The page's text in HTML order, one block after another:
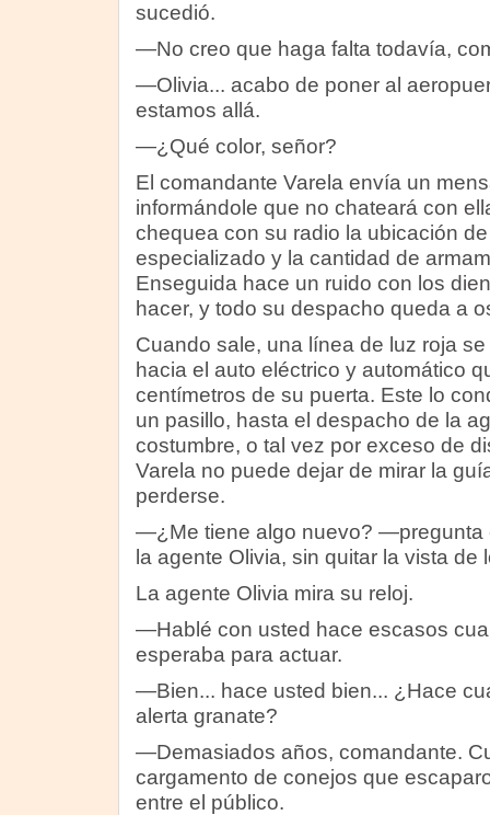
sucedió.
—No creo que haga falta todavía,
—Olivia... acabo de poner al
estamos allá.
—¿Qué color, señor?
El comandante Varela envía un
informándole que no chateará con
chequea con su radio la ubicación
especializado y la cantidad de
Enseguida hace un ruido con los
hacer, y todo su despacho queda a
Cuando sale, una línea de luz roja
hacia el auto eléctrico y automático
centímetros de su puerta. Este lo
un pasillo, hasta el despacho de la
costumbre, o tal vez por exceso de
Varela no puede dejar de mirar la
perderse.
—¿Me tiene algo nuevo? —pregunta
la agente Olivia, sin quitar la vista de
La agente Olivia mira su reloj.
—Hablé con usted hace escasos
esperaba para actuar.
—Bien... hace usted bien... ¿Hace
alerta granate?
—Demasiados años, comandante.
cargamento de conejos que
entre el público.